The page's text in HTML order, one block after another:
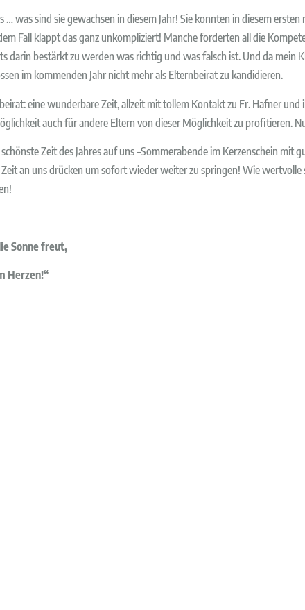
… was sind sie gewachsen in diesem Jahr! Sie konnten in diesem
Fall klappt das ganz unkompliziert! Manche forderten all die
darin bestärkt zu werden was richtig und was falsch ist. Und da mein
im kommenden Jahr nicht mehr als Elternbeirat zu kandidieren.
eine wunderbare Zeit, allzeit mit tollem Kontakt zu Fr. Hafner
auch für andere Eltern von dieser Möglichkeit zu profitieren.
Zeit des Jahres auf uns –Sommerabende im Kerzenschein mit
an uns drücken um sofort wieder weiter zu springen! Wie
Sonne freut,
Herzen!“